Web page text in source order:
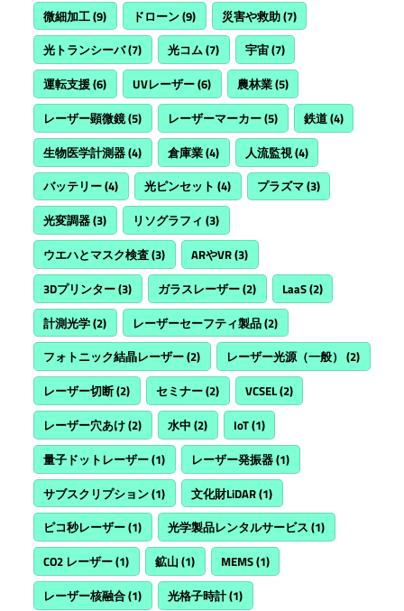
微細加工(9) ドローン(9) 災害や救助(7)
光トランシーバ(7) 光コム(7) 宇宙(7)
運転支援(6) UVレーザー(6) 農林業(5)
レーザー顕微鏡(5) レーザーマーカー(5) 鉄道(4)
生物医学計測器(4) 倉庫業(4) 人流監視(4)
バッテリー(4) 光ピンセット (4) プラズマ(3)
光変調器(3) リソグラフィ (3)
ウエハとマスク検査(3) ARやVR(3)
3Dプリンター(3) ガラスレーザー(2) LaaS(2)
計測光学(2) レーザーセーフティ製品(2)
フォトニック結晶レーザー(2) レーザー光源（一般） (2)
レーザー切断(2) セミナー(2) VCSEL(2)
レーザー穴あけ(2) 水中 (2) IoT(1)
量子ドットレーザー(1) レーザー発振器(1)
サブスクリプション(1) 文化財LiDAR(1)
ピコ秒レーザー(1) 光学製品レンタルサービス (1)
CO2 レーザー(1) 鉱山 (1) MEMS(1)
レーザー核融合(1) 光格子時計(1)